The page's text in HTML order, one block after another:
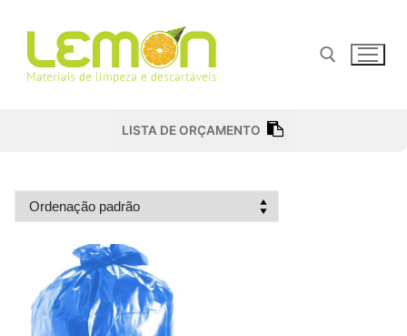
para
conteúdo
Pesquisar por:
LISTA DE ORÇAMENTO